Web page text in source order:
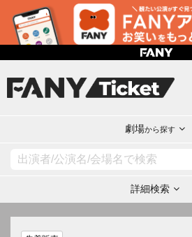
劇場から探す
詳細検索